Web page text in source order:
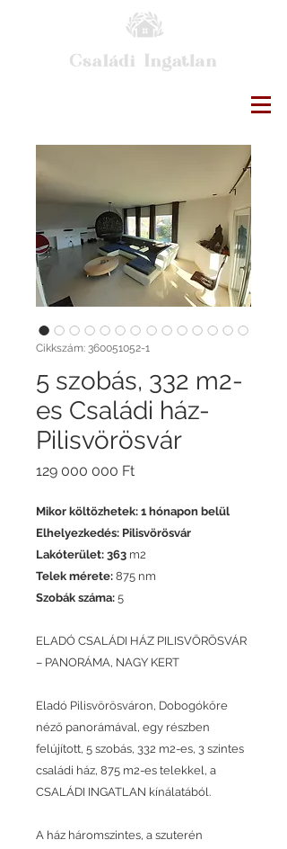
Cikkszám: 360051052-1
5 szobás, 332 m2-
es Családi ház-
Pilisvörösvár
129 000 000 FtÁr
Mikor költözhetek: 1 hónapon belül
Elhelyezkedés: Pilisvörösvár
Lakóterület: 363 m2
Telek mérete: 875 nm
Szobák száma: 5
ELADÓ CSALÁDI HÁZ PILISVÖRÖSVÁR
– PANORÁMA, NAGY KERT
Eladó Pilisvörösváron, Dobogókőre
néző panorámával, egy részben
felújított, 5 szobás, 332 m2-es, 3 szintes
családi ház, 875 m2-es telekkel, a
CSALÁDI INGATLAN kínálatából.
A ház háromszintes, a szuterén